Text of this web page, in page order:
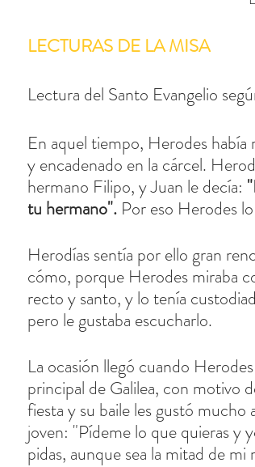
LECTURAS DE LA MISA
Lectura del Santo Evangelio
En aquel tiempo, Herodes había
y encadenado en la cárcel.
hermano Filipo, y Juan le decía:
tu hermano". Por eso Herodes
Herodías sentía por ello gran
cómo, porque Herodes miraba
recto y santo, y lo tenía
pero le gustaba escucharlo.
La ocasión llegó cuando
principal de Galilea, con motivo
fiesta y su baile les gustó mucho
joven: "Pídeme lo que quieras y
pidas, aunque sea la mitad de mi